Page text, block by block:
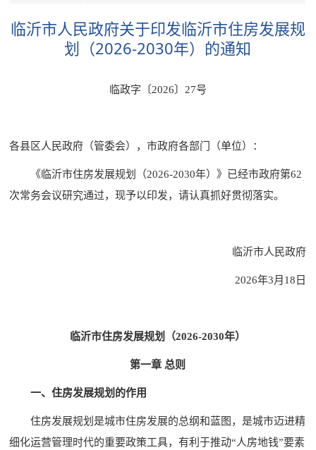
临沂市人民政府关于印发临沂市住房发展规
划（2026-2030年）的通知
临政字〔2026〕27号
各县区人民政府（管委会），市政府各部门（单位）：
《临沂市住房发展规划（2026-2030年）》已经市政府第62
次常务会议研究通过，现予以印发，请认真抓好贯彻落实。
临沂市人民政府
2026年3月18日
临沂市住房发展规划（2026-2030年）
第一章 总则
一、住房发展规划的作用
住房发展规划是城市住房发展的总纲和蓝图，是城市迈进精
细化运营管理时代的重要政策工具，有利于推动“人房地钱”要素